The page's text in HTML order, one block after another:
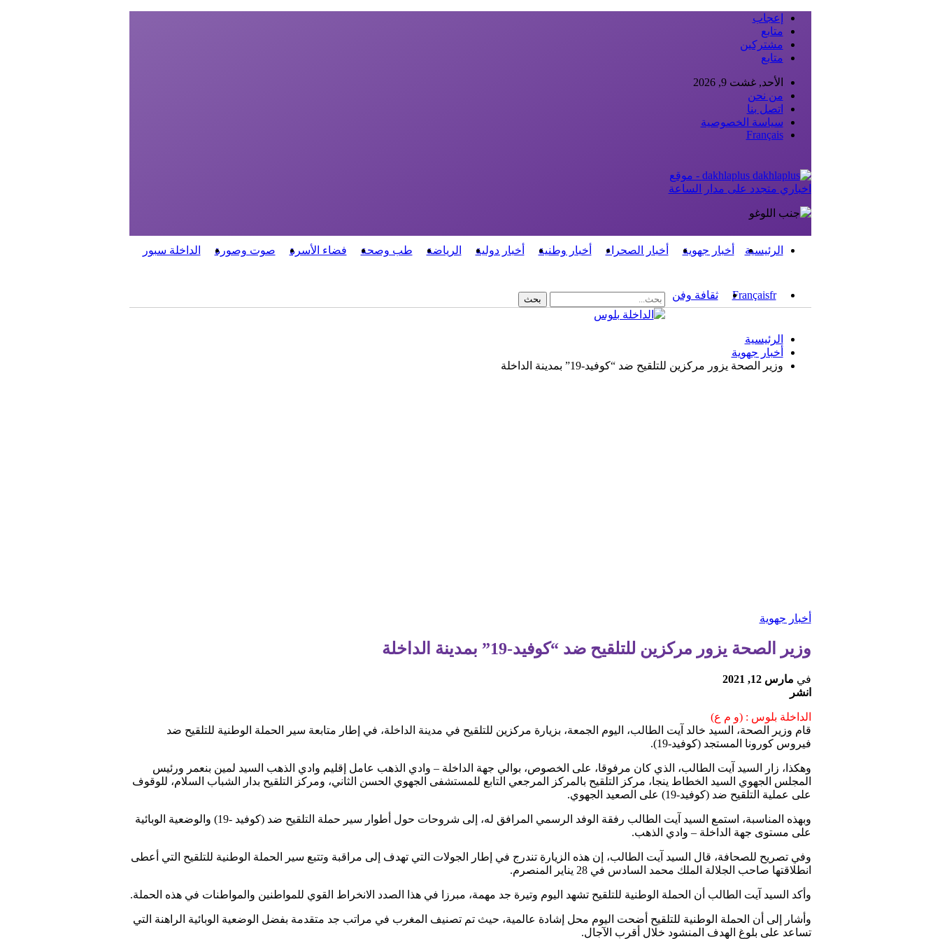
إعجاب
متابع
مشتركين
متابع
الأحد, غشت 9, 2026
من نحن
اتصل بنا
سياسة الخصوصية
Français
dakhlaplus - موقع
اخباري متجدد على مدار الساعة
الرئيسية أخبار جهوية أخبار الصحراء أخبار وطنية أخبار دولية الرياضة طب وصحة فضاء الأسرة صوت وصورة الداخلة سبور
Françaisfr ثقافة وفن
الرئيسية
أخبار جهوية
وزير الصحة يزور مركزين للتلقيح ضد “كوفيد-19” بمدينة الداخلة
أخبار جهوية
وزير الصحة يزور مركزين للتلقيح ضد “كوفيد-19” بمدينة الداخلة
في مارس 12, 2021
انشر
الداخلة بلوس : (و م ع)
قام وزير الصحة، السيد خالد آيت الطالب، اليوم الجمعة، بزيارة مركزين للتلقيح في مدينة الداخلة، في إطار متابعة سير الحملة الوطنية للتلقيح ضد
فيروس كورونا المستجد (كوفيد-19).
وهكذا، زار السيد آيت الطالب، الذي كان مرفوقا، على الخصوص، بوالي جهة الداخلة – وادي الذهب عامل إقليم وادي الذهب السيد لمين بنعمر ورئيس
المجلس الجهوي السيد الخطاط ينجا، مركز التلقيح بالمركز المرجعي التابع للمستشفى الجهوي الحسن الثاني، ومركز التلقيح بدار الشباب السلام، للوقوف
على عملية التلقيح ضد (كوفيد-19) على الصعيد الجهوي.
وبهذه المناسبة، استمع السيد آيت الطالب رفقة الوفد الرسمي المرافق له، إلى شروحات حول أطوار سير حملة التلقيح ضد (كوفيد -19) والوضعية الوبائية
على مستوى جهة الداخلة – وادي الذهب.
وفي تصريح للصحافة، قال السيد آيت الطالب، إن هذه الزيارة تندرج في إطار الجولات التي تهدف إلى مراقبة وتتبع سير الحملة الوطنية للتلقيح التي أعطى
انطلاقتها صاحب الجلالة الملك محمد السادس في 28 يناير المنصرم.
وأكد السيد آيت الطالب أن الحملة الوطنية للتلقيح تشهد اليوم وتيرة جد مهمة، مبرزا في هذا الصدد الانخراط القوي للمواطنين والمواطنات في هذه الحملة.
وأشار إلى أن الحملة الوطنية للتلقيح أضحت اليوم محل إشادة عالمية، حيث تم تصنيف المغرب في مراتب جد متقدمة بفضل الوضعية الوبائية الراهنة التي
تساعد على بلوغ الهدف المنشود خلال أقرب الآجال.